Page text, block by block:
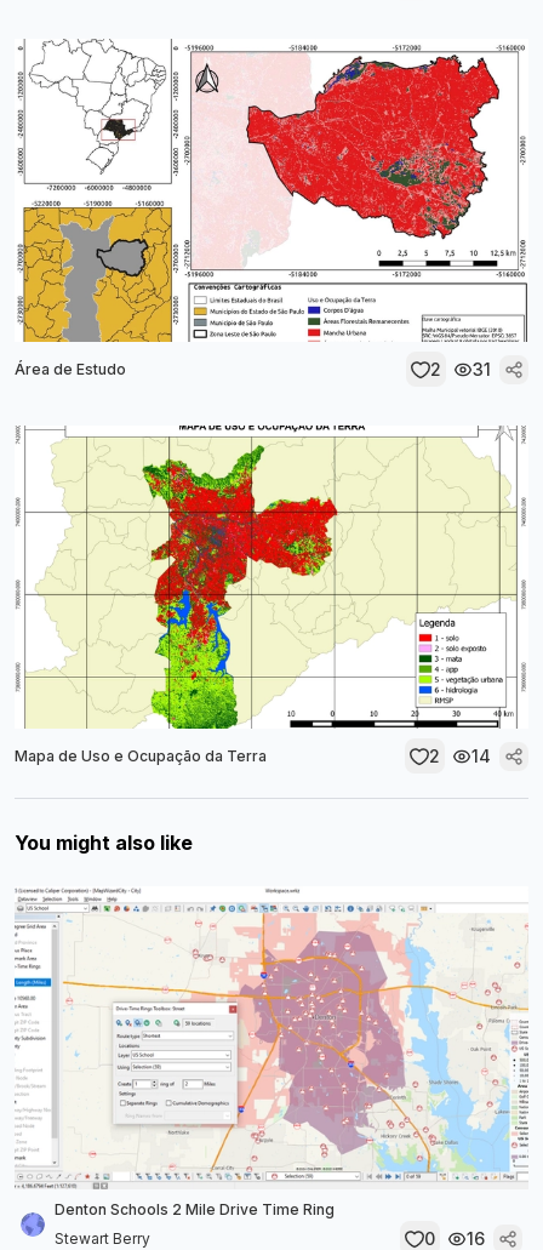
Área de Estudo 2 31
Mapa de Uso e Ocupação da Terra 2 14
You might also like
Denton Schools 2 Mile Drive Time Ring
Stewart Berry
0 16